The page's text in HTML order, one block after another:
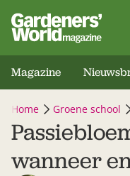
Magazine
Home Groene school
wanneer